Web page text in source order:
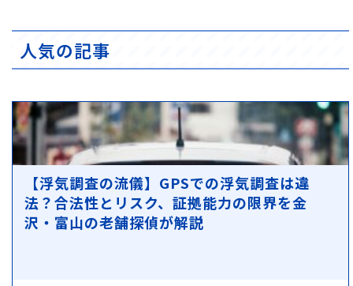
人気の記事
【浮気調査の流儀】GPSでの浮気調査は違
法？合法性とリスク、証拠能力の限界を金
沢・富山の老舗探偵が解説